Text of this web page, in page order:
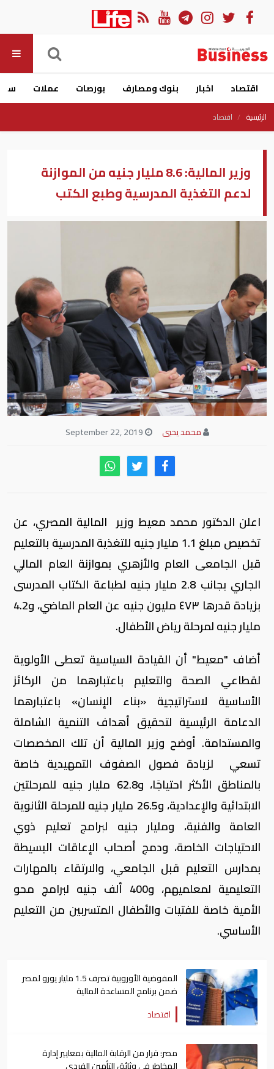
اقتصاد اخبار بنوك ومصارف بورصات عملات
الرئيسية اقتصاد
وزير المالية: 8.6 مليار جنيه من الموازنة
لدعم التغذية المدرسية وطبع الكتب
محمد يحيي
اعلن الدكتور محمد معيط وزير المالية المصري، عن
تخصيص مبلغ 1.1 مليار جنيه للتغذية المدرسية بالتعليم
قبل الجامعى العام والأزهري بموازنة العام المالي
الجاري بجانب 2.8 مليار جنيه لطباعة الكتاب المدرسى
بزيادة قدرها ٤٧٣ مليون جنيه عن العام الماضي، و4.2
مليار جنيه لمرحلة رياض الأطفال.
أضاف "معيط" أن القيادة السياسية تعطى الأولوية
لقطاعي الصحة والتعليم باعتبارهما من الركائز
الأساسية لاستراتيجية «بناء الإنسان» باعتبارهما
الدعامة الرئيسية لتحقيق أهداف التنمية الشاملة
والمستدامة. أوضح وزير المالية أن تلك المخصصات
تسعي لزيادة فصول الصفوف التمهيدية خاصة
بالمناطق الأكثر احتياجًا، و62.8 مليار جنيه للمرحلتين
الابتدائية والإعدادية، و26.5 مليار جنيه للمرحلة الثانوية
العامة والفنية، ومليار جنيه لبرامج تعليم ذوي
الاحتياجات الخاصة، ودمج أصحاب الإعاقات البسيطة
بمدارس التعليم قبل الجامعي، والارتقاء بالمهارات
التعليمية لمعلميهم، و400 ألف جنيه لبرامج محو
الأمية خاصة للفتيات والأطفال المتسربين من التعليم
الأساسي.
المفوضية الأوروبية تصرف 1.5 مليار يورو لمصر
ضمن برنامج المساعدة المالية
اقتصاد
مصر: قرار من الرقابة المالية بمعايير إدارة